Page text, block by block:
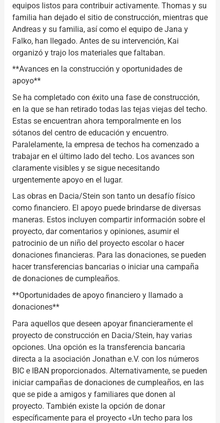
equipos listos para contribuir activamente. Thomas y su
familia han dejado el sitio de construcción, mientras que
Andreas y su familia, así como el equipo de Jana y
Falko, han llegado. Antes de su intervención, Kai
organizó y trajo los materiales que faltaban.
**Avances en la construcción y oportunidades de
apoyo**
Se ha completado con éxito una fase de construcción,
en la que se han retirado todas las tejas viejas del techo.
Estas se encuentran ahora temporalmente en los
sótanos del centro de educación y encuentro.
Paralelamente, la empresa de techos ha comenzado a
trabajar en el último lado del techo. Los avances son
claramente visibles y se sigue necesitando
urgentemente apoyo en el lugar.
Las obras en Dacia/Stein son tanto un desafío físico
como financiero. El apoyo puede brindarse de diversas
maneras. Estos incluyen compartir información sobre el
proyecto, dar comentarios y opiniones, asumir el
patrocinio de un niño del proyecto escolar o hacer
donaciones financieras. Para las donaciones, se pueden
hacer transferencias bancarias o iniciar una campaña
de donaciones de cumpleaños.
**Oportunidades de apoyo financiero y llamado a
donaciones**
Para aquellos que deseen apoyar financieramente el
proyecto de construcción en Dacia/Stein, hay varias
opciones. Una opción es la transferencia bancaria
directa a la asociación Jonathan e.V. con los números
BIC e IBAN proporcionados. Alternativamente, se pueden
iniciar campañas de donaciones de cumpleaños, en las
que se pide a amigos y familiares que donen al
proyecto. También existe la opción de donar
específicamente para el proyecto «Un techo para los